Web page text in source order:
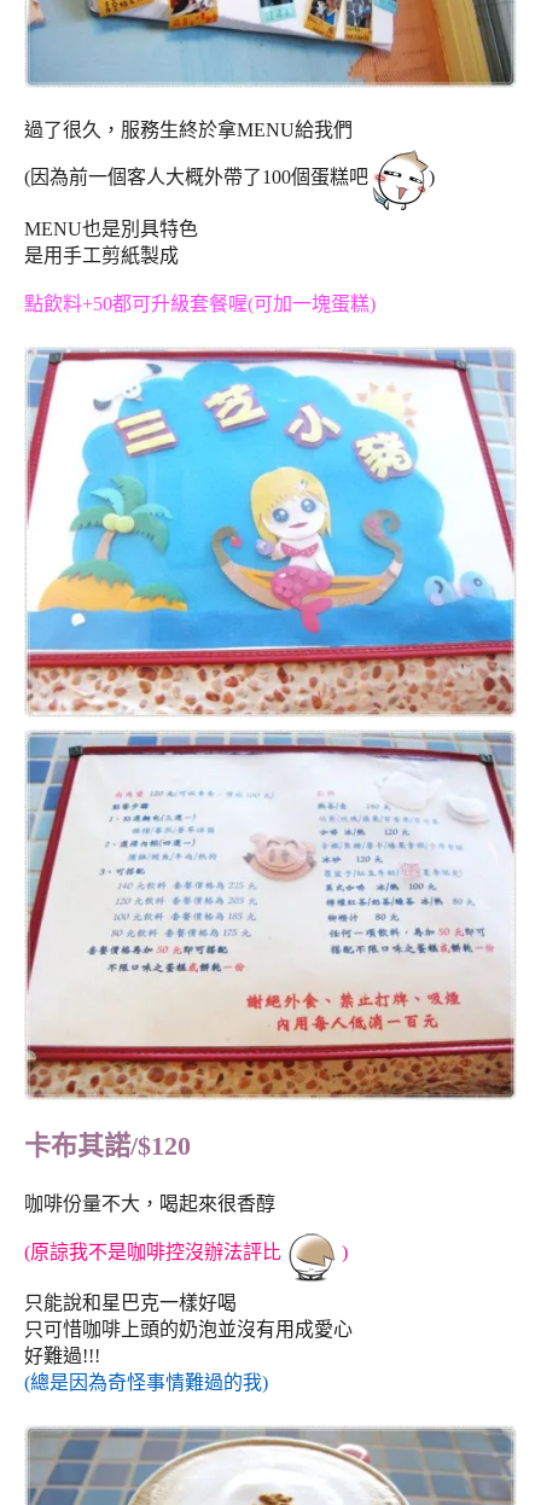
過了很久，服務生終於拿MENU給我們
(因為前一個客人大概外帶了100個蛋糕吧 )
MENU也是別具特色
是用手工剪紙製成
點飲料+50都可升級套餐喔(可加一塊蛋糕)
卡布其諾/$120
咖啡份量不大，喝起來很香醇
(原諒我不是咖啡控沒辦法評比 )
只能說和星巴克一樣好喝
只可惜咖啡上頭的奶泡並沒有用成愛心
好難過!!!
(總是因為奇怪事情難過的我)